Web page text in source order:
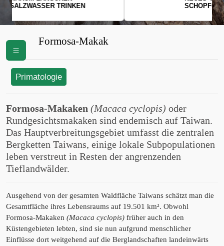
SCHOPFGIBBONS UND IHRER
Formosa-Makak
Primatologie
Formosa-Makaken (Macaca cyclopis) oder
Rundgesichtsmakaken sind endemisch auf Taiwan.
Das Hauptverbreitungsgebiet umfasst die zentralen
Bergketten Taiwans, einige lokale Subpopulationen
leben verstreut in Resten der angrenzenden
Tieflandwälder.
Ausgehend von der gesamten Waldfläche Taiwans schätzt man die
Gesamtfläche ihres Lebensraums auf 19.501 km². Obwohl
Formosa-Makaken (Macaca cyclopis) früher auch in den
Küstengebieten lebten, sind sie nun aufgrund menschlicher
Einflüsse dort weitgehend auf die Berglandschaften landeinwärts